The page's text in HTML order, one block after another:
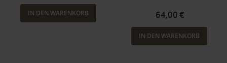
IN DEN WARENKORB 64,00 €
IN DEN WARENKORB